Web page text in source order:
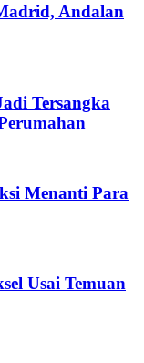
Andalan
Tersangka
Menanti Para
Usai Temuan